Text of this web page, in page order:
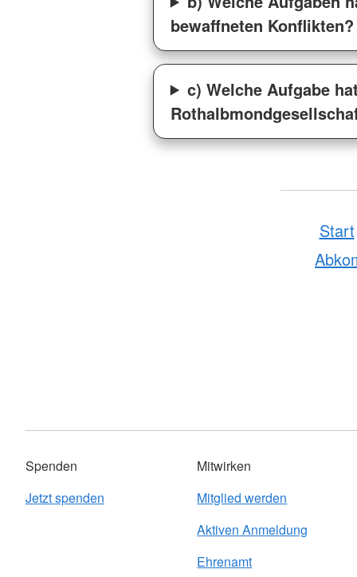
bewaffneten Konflikten?
c) Welche Aufgabe
Start
Spenden
Jetzt spenden
Mitwirken
Mitglied werden
Aktiven Anmeldung
Ehrenamt